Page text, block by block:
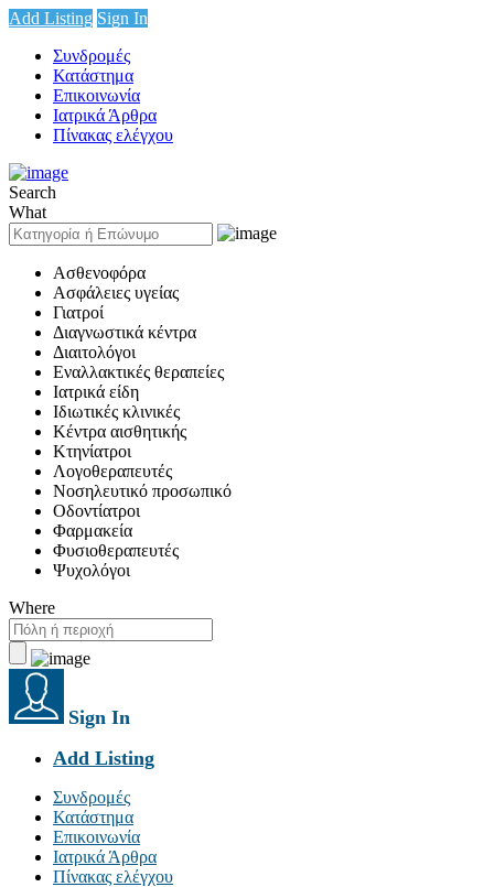
Add Listing Sign In
Συνδρομές
Κατάστημα
Επικοινωνία
Ιατρικά Άρθρα
Πίνακας ελέγχου
Search
What
Ασθενοφόρα
Ασφάλειες υγείας
Γιατροί
Διαγνωστικά κέντρα
Διαιτολόγοι
Εναλλακτικές θεραπείες
Ιατρικά είδη
Ιδιωτικές κλινικές
Κέντρα αισθητικής
Κτηνίατροι
Λογοθεραπευτές
Νοσηλευτικό προσωπικό
Οδοντίατροι
Φαρμακεία
Φυσιοθεραπευτές
Ψυχολόγοι
Where
Sign In
Add Listing
Συνδρομές
Κατάστημα
Επικοινωνία
Ιατρικά Άρθρα
Πίνακας ελέγχου